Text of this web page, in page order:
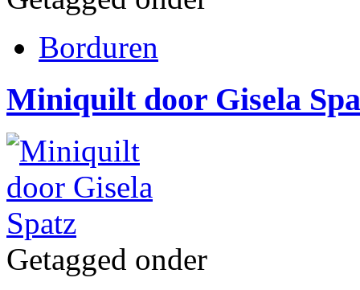
Borduren
Miniquilt door Gisela
Getagged onder